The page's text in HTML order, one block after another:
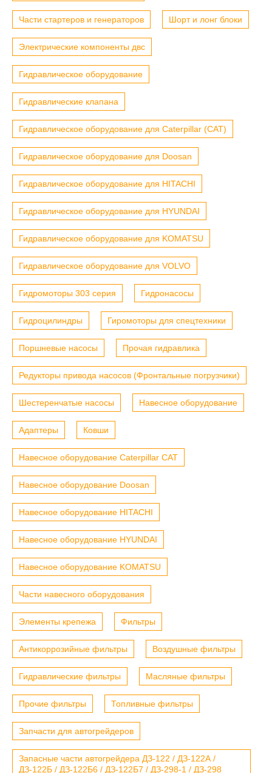
Части стартеров и генераторов Шорт и лонг блоки
Электрические компоненты двс
Гидравлическое оборудование
Гидравлические клапана
Гидравлическое оборудование для Caterpillar (CAT)
Гидравлическое оборудование для Doosan
Гидравлическое оборудование для HITACHI
Гидравлическое оборудование для HYUNDAI
Гидравлическое оборудование для KOMATSU
Гидравлическое оборудование для VOLVO
Гидромоторы 303 серия Гидронасосы
Гидроцилиндры Гиромоторы для спецтехники
Поршневые насосы Прочая гидравлика
Редукторы привода насосов (Фронтальные погрузчики)
Шестеренчатые насосы Навесное оборудование
Адаптеры Ковши
Навесное оборудование Caterpillar CAT
Навесное оборудование Doosan
Навесное оборудование HITACHI
Навесное оборудование HYUNDAI
Навесное оборудование KOMATSU
Части навесного оборудования
Элементы крепежа Фильтры
Антикоррозийные фильтры Воздушные фильтры
Гидравлические фильтры Масляные фильтры
Прочие фильтры Топливные фильтры
Запчасти для автогрейдеров
Запасные части автогрейдера ДЗ-122 / ДЗ-122А /
ДЗ-122Б / ДЗ-122Б6 / ДЗ-122Б7 / ДЗ-298-1 / ДЗ-298